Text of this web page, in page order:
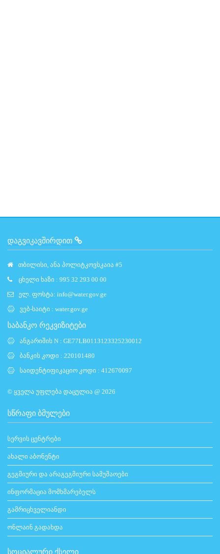
ᲓᲐᲒᲕᲘᲙᲐᲕᲨᲘᲠᲓᲘᲗ
თბილისი, ანა პოლიტკოვსკაია #5
ცხელი ხაზი : 995 32 293 00 00
ელ. ფოსტა: info@water.gov.ge
ვებ-საიტი : water.gov.ge
საბანკო რეკვიზიტები
ანგარიშის N : GE77LB0113123325230012
ბანკის კოდი : 220101480
საიდენტიფიკაციო კოდი : 412670097
© ყველა უფლება დაცულია @ 2026
ᲡᲬᲠᲐᲤᲘ ᲑᲛᲣᲚᲔᲑᲘ
სერვის ცენტრები
ახალი აბონენტი
გეგმიური და არაგეგმიური სამუშაოები
ინფორმაცია მომხმარებელს
გამრიცხველიანდი
ონლაინ გადახდა
ᲡᲝᲪᲘᲐᲚᲣᲠᲘ ᲥᲡᲔᲚᲘ